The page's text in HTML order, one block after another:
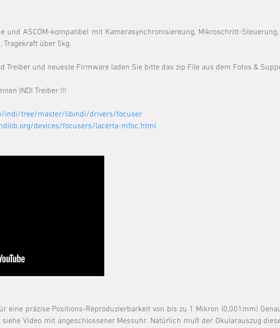
und ASCOM-kompatibel mit Kamerasynchronisiereung, Mikroschritt-
Tragekraft über 5kg.
Treiber und neueste Firmware laden Sie bitte das zip File aus dem Fotos &
INDI Treiber !!!
indi/tree/master/libindi/drivers/focuser
devices/focusers/lacerta-mfoc.html
eine präzise Positions-Reproduzierbarkeit von bis zu 1 Mikron (0,001mm)
siehe Video mit angeschlossener Messuhr. Natürlich muß der Okularauszug